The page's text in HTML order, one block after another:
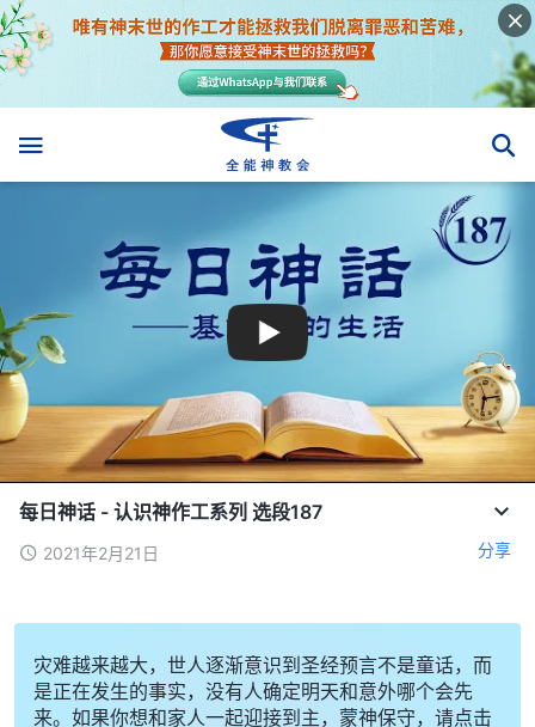
每日神话 - 认识神作工系列 选段187
2021年2月21日 分享
灾难越来越大，世人逐渐意识到圣经预言不是童话，而
是正在发生的事实，没有人确定明天和意外哪个会先
来。如果你想和家人一起迎接到主，蒙神保守，请点击